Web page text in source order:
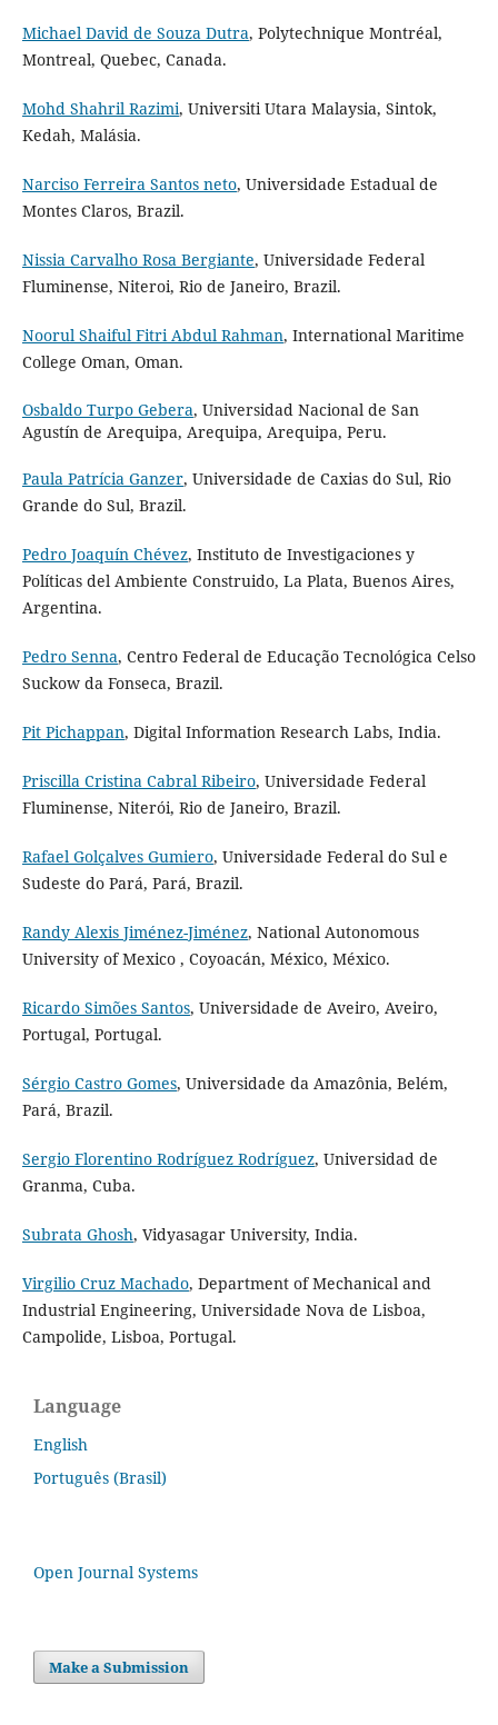
Michael David de Souza Dutra, Polytechnique Montréal,
Montreal, Quebec, Canada.
Mohd Shahril Razimi, Universiti Utara Malaysia, Sintok,
Kedah, Malásia.
Narciso Ferreira Santos neto, Universidade Estadual de
Montes Claros, Brazil.
Nissia Carvalho Rosa Bergiante, Universidade Federal
Fluminense, Niteroi, Rio de Janeiro, Brazil.
Noorul Shaiful Fitri Abdul Rahman, International Maritime
College Oman, Oman.
Osbaldo Turpo Gebera, Universidad Nacional de San
Agustín de Arequipa, Arequipa, Arequipa, Peru.
Paula Patrícia Ganzer, Universidade de Caxias do Sul, Rio
Grande do Sul, Brazil.
Pedro Joaquín Chévez, Instituto de Investigaciones y
Políticas del Ambiente Construido, La Plata, Buenos Aires,
Argentina.
Pedro Senna, Centro Federal de Educação Tecnológica Celso
Suckow da Fonseca, Brazil.
Pit Pichappan, Digital Information Research Labs, India.
Priscilla Cristina Cabral Ribeiro, Universidade Federal
Fluminense, Niterói, Rio de Janeiro, Brazil.
Rafael Golçalves Gumiero, Universidade Federal do Sul e
Sudeste do Pará, Pará, Brazil.
Randy Alexis Jiménez-Jiménez, National Autonomous
University of Mexico , Coyoacán, México, México.
Ricardo Simões Santos, Universidade de Aveiro, Aveiro,
Portugal, Portugal.
Sérgio Castro Gomes, Universidade da Amazônia, Belém,
Pará, Brazil.
Sergio Florentino Rodríguez Rodríguez, Universidad de
Granma, Cuba.
Subrata Ghosh, Vidyasagar University, India.
Virgilio Cruz Machado, Department of Mechanical and
Industrial Engineering, Universidade Nova de Lisboa,
Campolide, Lisboa, Portugal.
Language
English
Português (Brasil)
Open Journal Systems
Make a Submission